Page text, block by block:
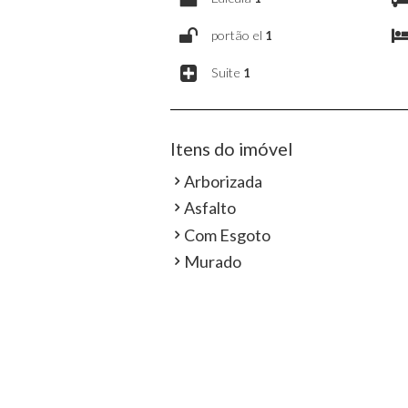
portão el 1
Suite 1
Itens do imóvel
Arborizada
Asfalto
Com Esgoto
Murado